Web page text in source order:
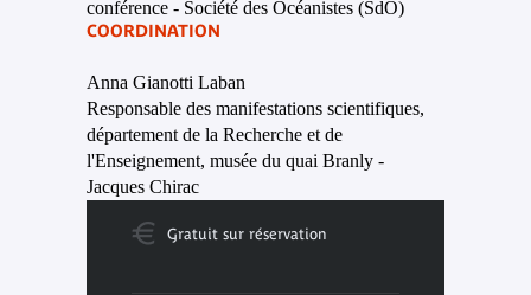
conférence - Société des Océanistes (SdO)
COORDINATION
Anna Gianotti Laban
Responsable des manifestations scientifiques,
département de la Recherche et de
l'Enseignement, musée du quai Branly -
Jacques Chirac
Gratuit sur réservation